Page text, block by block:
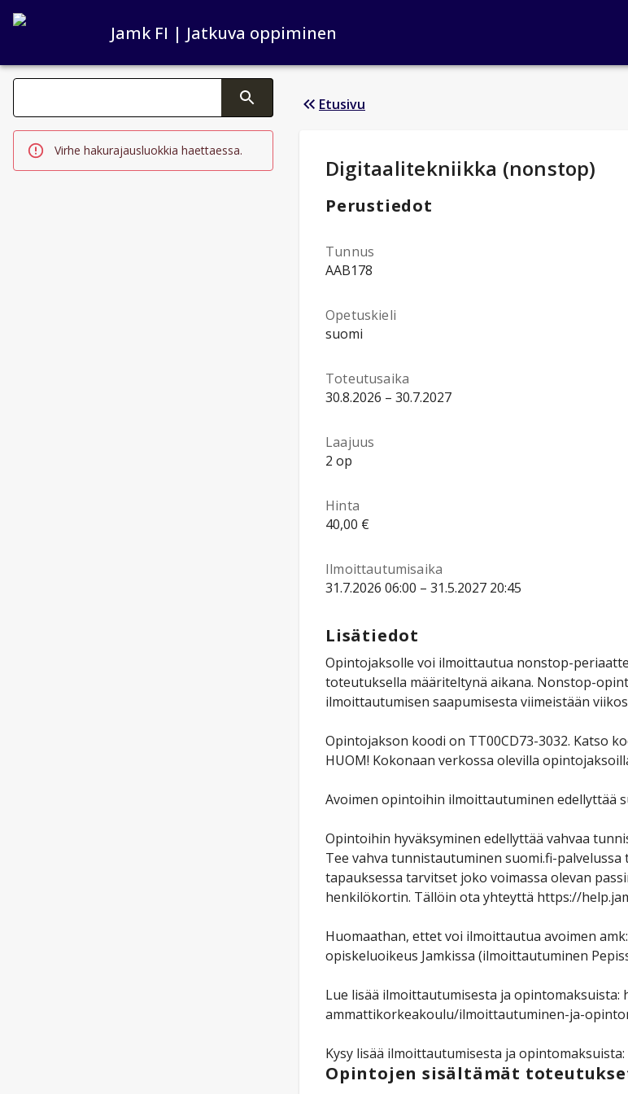
Jamk FI | Jatkuva oppiminen
Haku kategoriat
Tekstin muutos aktivoi hakutoiminnon
Virhe hakurajausluokkia haettaessa.
Etusivu
Opintotiedot:
Digitaalitekniikka (nonstop)
Perustiedot
Tunnus
AAB178
Opetuskieli
suomi
Toteutusaika
30.8.2026 – 30.7.2027
Laajuus
2 op
Hinta
40,00 €
Ilmoittautumisaika
31.7.2026 06:00 – 31.5.2027 20:45
Lisätiedot
Opintojaksolle voi ilmoittautua nonstop-
toteutuksella määriteltynä aikana. Nonstop-
ilmoittautumisen saapumisesta viimeistään
Opintojakson koodi on TT00CD73-3032. Katso
HUOM! Kokonaan verkossa olevilla
Avoimen opintoihin ilmoittautuminen edellyttää
Opintoihin hyväksyminen edellyttää vahvaa
Tee vahva tunnistautuminen suomi.fi-
tapauksessa tarvitset joko voimassa olevan
henkilökortin. Tällöin ota yhteyttä https://
Huomaathan, ettet voi ilmoittautua avoimen
opiskeluoikeus Jamkissa (ilmoittautuminen
Lue lisää ilmoittautumisesta ja
ammattikorkeakoulu/ilmoittautuminen-ja-
Kysy lisää ilmoittautumisesta ja
Opintojen sisältämät